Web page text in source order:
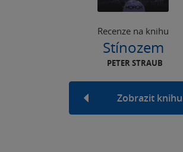
Recenze na knihu
Stínozem
PETER STRAUB
Zobrazit knihu